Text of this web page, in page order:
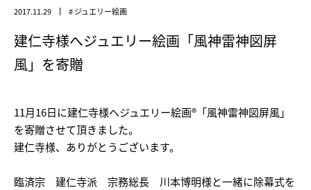
2017.11.29 # ジュエリー絵画
建仁寺様へジュエリー絵画「風神雷神図屏
風」を寄贈
11月16日に建仁寺様へジュエリー絵画®「風神雷神図屏風」
を寄贈させて頂きました。
建仁寺様、ありがとうございます。
臨済宗 建仁寺派 宗務総長 川本博明様と一緒に除幕式を